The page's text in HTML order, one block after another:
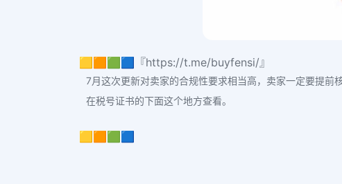
🟨🟧🟩🟦『https://t.me/buyfensi/』
7月这次更新对卖家的合规性要求相当高，卖家一定要提前
在税号证书的下面这个地方查看。
🟨🟧🟩🟦